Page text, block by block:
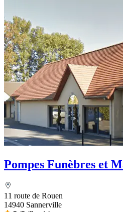
Pompes Funèbres et
11 route de Rouen
14940 Sannerville